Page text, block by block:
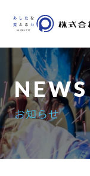
会社案内
製品
実績
お知らせ